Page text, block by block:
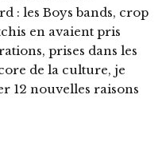
: les Boys bands, crop
en avaient pris
prises dans les
de la culture, je
12 nouvelles raisons